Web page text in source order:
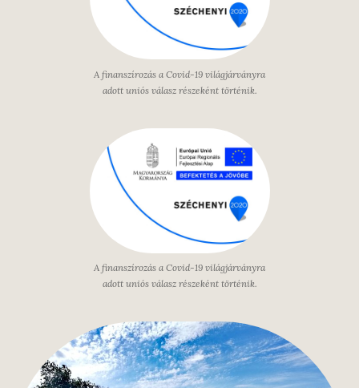
A finanszírozás a Covid-19 világjárványra
adott uniós válasz részeként történik.
A finanszírozás a Covid-19 világjárványra
adott uniós válasz részeként történik.